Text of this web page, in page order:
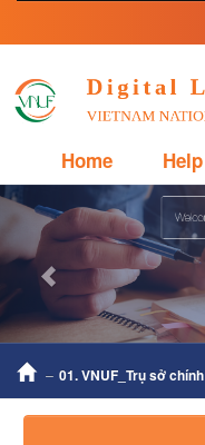
Skip
Home Help
Previous
01. VNUF_Trụ sở chính